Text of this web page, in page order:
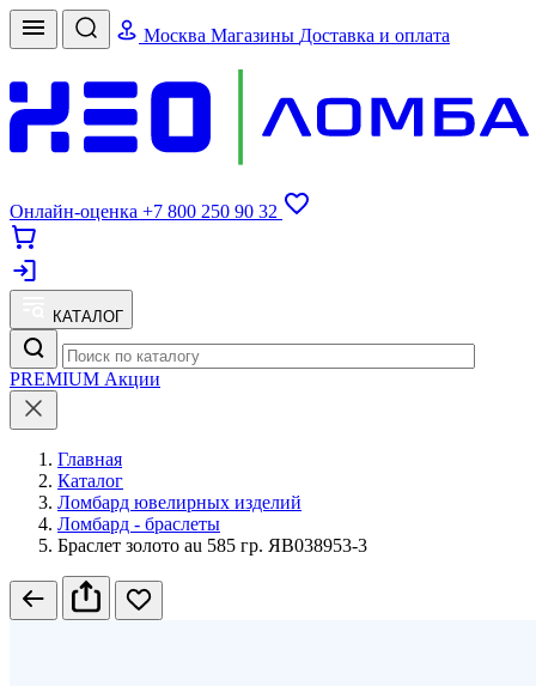
Москва Магазины Доставка и оплата
Онлайн-оценка +7 800 250 90 32
КАТАЛОГ
PREMIUM Акции
Главная
Каталог
Ломбард ювелирных изделий
Ломбард - браслеты
Браслет золото au 585 гр. ЯВ038953-3